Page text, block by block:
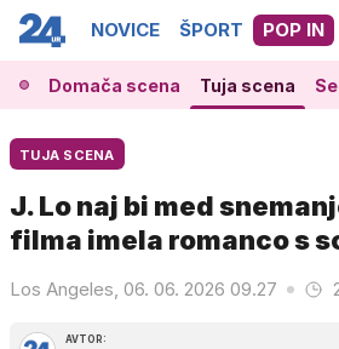
NOVICE ŠPORT POP IN
Domača scena Tuja scena
TUJA SCENA
J. Lo naj bi med
filma imela romanco s
Los Angeles, 06. 06. 2026 09.27
AVTOR: